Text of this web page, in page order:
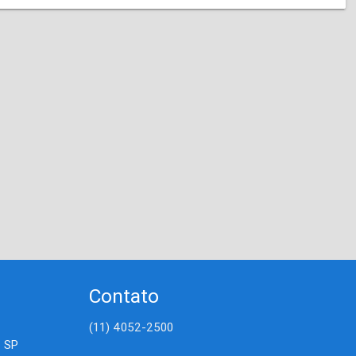
Contato
(11) 4052-2500